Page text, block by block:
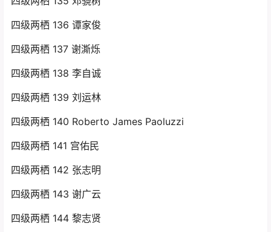
四级两栖 136 谭家俊
四级两栖 137 谢澌烁
四级两栖 138 李自诚
四级两栖 139 刘运林
四级两栖 140 Roberto James Paoluzzi
四级两栖 141 宫佑民
四级两栖 142 张志明
四级两栖 143 谢广云
四级两栖 144 黎志贤